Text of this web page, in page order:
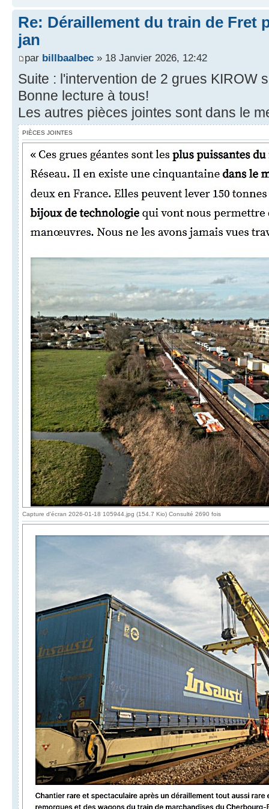
Re: Déraillement du train de Fret
jan
par billbaalbec » 18 Janvier 2026, 12:42
Suite : l'intervention de 2 grues KIROW
Bonne lecture à tous!
Les autres pièces jointes sont dans le
PIÈCES JOINTES
Capture d'écran 2026-01-18 105944.jpg (154.7 Kio) Consulté 2690 fois